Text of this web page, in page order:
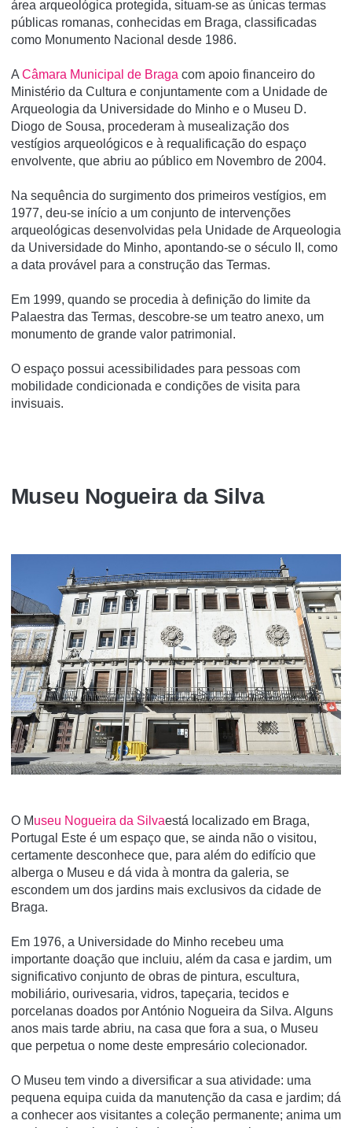
área arqueológica protegida, situam-se as únicas termas
públicas romanas, conhecidas em Braga, classificadas
como Monumento Nacional desde 1986.
A Câmara Municipal de Braga com apoio financeiro do
Ministério da Cultura e conjuntamente com a Unidade de
Arqueologia da Universidade do Minho e o Museu D.
Diogo de Sousa, procederam à musealização dos
vestígios arqueológicos e à requalificação do espaço
envolvente, que abriu ao público em Novembro de 2004.
Na sequência do surgimento dos primeiros vestígios, em
1977, deu-se início a um conjunto de intervenções
arqueológicas desenvolvidas pela Unidade de Arqueologia
da Universidade do Minho, apontando-se o século II, como
a data provável para a construção das Termas.
Em 1999, quando se procedia à definição do limite da
Palaestra das Termas, descobre-se um teatro anexo, um
monumento de grande valor patrimonial.
O espaço possui acessibilidades para pessoas com
mobilidade condicionada e condições de visita para
invisuais.
Museu Nogueira da Silva
O Museu Nogueira da Silvaestá localizado em Braga,
Portugal Este é um espaço que, se ainda não o visitou,
certamente desconhece que, para além do edifício que
alberga o Museu e dá vida à montra da galeria, se
escondem um dos jardins mais exclusivos da cidade de
Braga.
Em 1976, a Universidade do Minho recebeu uma
importante doação que incluiu, além da casa e jardim, um
significativo conjunto de obras de pintura, escultura,
mobiliário, ourivesaria, vidros, tapeçaria, tecidos e
porcelanas doados por António Nogueira da Silva. Alguns
anos mais tarde abriu, na casa que fora a sua, o Museu
que perpetua o nome deste empresário colecionador.
O Museu tem vindo a diversificar a sua atividade: uma
pequena equipa cuida da manutenção da casa e jardim; dá
a conhecer aos visitantes a coleção permanente; anima um